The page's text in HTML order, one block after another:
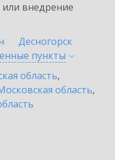
внедрение
Десногорск
пункты
область,
область,